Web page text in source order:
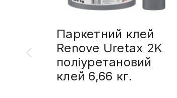
Паркетний клей
Renove Uretax 2K
поліуретановий
клей 6,66 кг.